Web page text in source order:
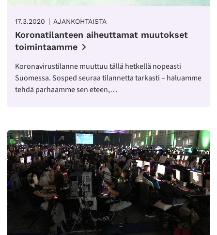
17.3.2020 AJANKOHTAISTA
Koronatilanteen aiheuttamat muutokset
toimintaamme
Koronavirustilanne muuttuu tällä hetkellä nopeasti
Suomessa. Sosped seuraa tilannetta tarkasti – haluamme
tehdä parhaamme sen eteen,…